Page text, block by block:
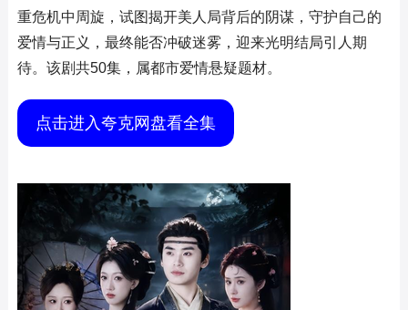
重危机中周旋，试图揭开美人局背后的阴谋，守护自己的
爱情与正义，最终能否冲破迷雾，迎来光明结局引人期
待。该剧共50集，属都市爱情悬疑题材。
点击进入夸克网盘看全集